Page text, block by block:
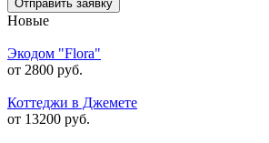
Отправить заявку
Новые
Экодом "Flora"
от 2800 руб.
Коттеджи в Джемете
от 13200 руб.